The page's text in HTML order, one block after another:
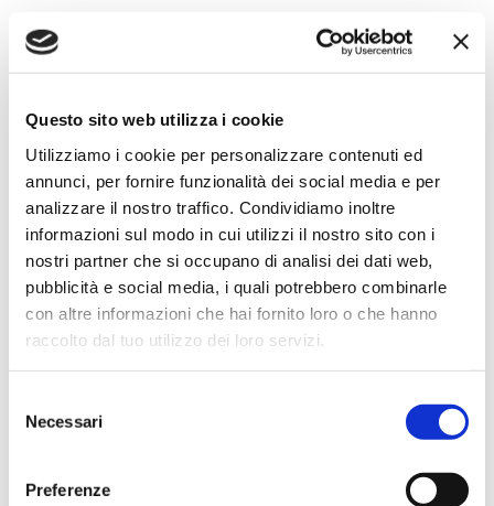
Questo sito web utilizza i cookie
Utilizziamo i cookie per personalizzare contenuti ed
annunci, per fornire funzionalità dei social media e per
analizzare il nostro traffico. Condividiamo inoltre
informazioni sul modo in cui utilizzi il nostro sito con i
nostri partner che si occupano di analisi dei dati web,
pubblicità e social media, i quali potrebbero combinarle
con altre informazioni che hai fornito loro o che hanno
raccolto dal tuo utilizzo dei loro servizi.
delNecessari
Preferenze
Ho acquistato un impianto Bose usato e ne sono
super soddisfatto. Professionalità e gentilezza da parte
dello staff. Attrezzatura di qualità e buoni prezzi.
Hope Efrida
2 mesi fa
★★★★★
Ho acquistato un contrabbasso elettrico Stanzani, un
microfono professionale, amplificatore, cuffie, aste e
cavi vari come regali per il mio compagno. Lo
Gianni Fappiano